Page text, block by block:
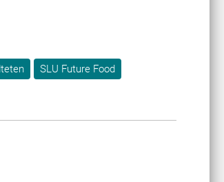
SLU Future Food